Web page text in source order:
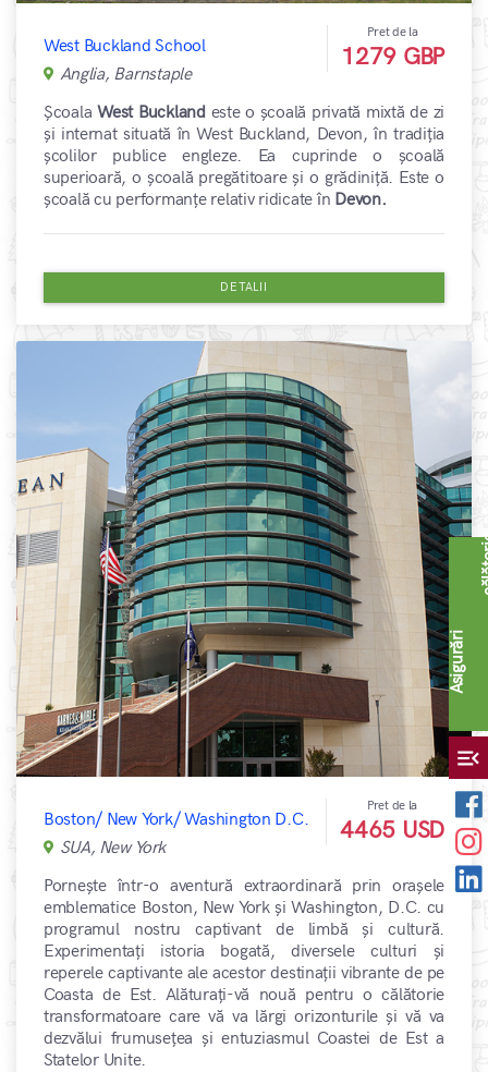
West Buckland School
Anglia, Barnstaple
Pret de la
1279 GBP
ȘcoalaWest Bucklandeste o școală privată mixtă de zi
și internat situată în West Buckland, Devon, în tradiția
școlilor publice engleze. Ea cuprinde o școală
superioară, o școală pregătitoare și o grădiniță. Este o
școală cu performanțe relativ ridicate în Devon.
DETALII
Boston/ New York/ Washington D.C.
SUA, New York
Pret de la
4465 USD
Pornește într-o aventură extraordinară prin orașele
emblematice Boston, New York și Washington, D.C. cu
programul nostru captivant de limbă și cultură.
Experimentați istoria bogată, diversele culturi și
reperele captivante ale acestor destinații vibrante de pe
Coasta de Est. Alăturați-vă nouă pentru o călătorie
transformatoare care vă va lărgi orizonturile și vă va
dezvălui frumusețea și entuziasmul Coastei de Est a
Statelor Unite.
A
s
i
g
u
r
ă
r
i
c
ă
l
ă
t
o
r
i
menu_open